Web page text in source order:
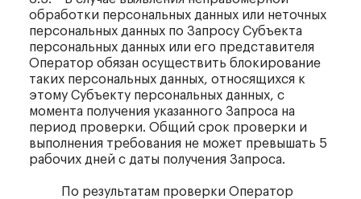
обработки персональных данных или неточных
персональных данных по Запросу Субъекта
персональных данных или его представителя
Оператор обязан осуществить блокирование
таких персональных данных, относящихся к
этому Субъекту персональных данных, с
момента получения указанного Запроса на
период проверки. Общий срок проверки и
выполнения требования не может превышать 5
рабочих дней с даты получения Запроса.
По результатам проверки Оператор